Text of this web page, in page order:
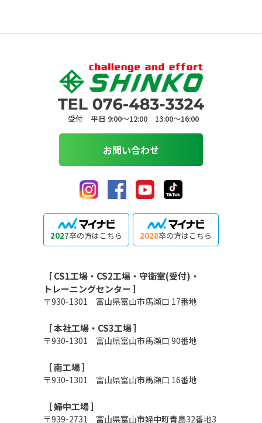
受付 平日 9:00〜12:00 13:00〜16:00
お問い合わせ
2027卒の方はこちら 2028卒の方はこちら
［ CS1工場・CS2工場・守衛室(受付)・
トレーニングセンター ］
〒930-1301 富山県富山市馬瀬口 17番地
［ 本社工場・CS3工場 ］
〒930-1301 富山県富山市馬瀬口 90番地
［ 南工場 ］
〒930-1301 富山県富山市馬瀬口 16番地
［ 婦中工場 ］
〒939-2731 富山県富山市婦中町青島32番地3